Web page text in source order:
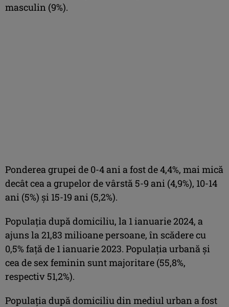
masculin (9%).
Ponderea grupei de 0-4 ani a fost de 4,4%, mai mică
decât cea a grupelor de vârstă 5-9 ani (4,9%), 10-14
ani (5%) şi 15-19 ani (5,2%).
Populaţia după domiciliu, la 1 ianuarie 2024, a
ajuns la 21,83 milioane persoane, în scădere cu
0,5% faţă de 1 ianuarie 2023. Populaţia urbană şi
cea de sex feminin sunt majoritare (55,8%,
respectiv 51,2%).
Populaţia după domiciliu din mediul urban a fost